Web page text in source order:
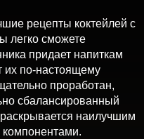
рецепты коктейлей с
легко сможете
придает напиткам
их по-настоящему
проработан,
сбалансированный
наилучшим
компонентами.